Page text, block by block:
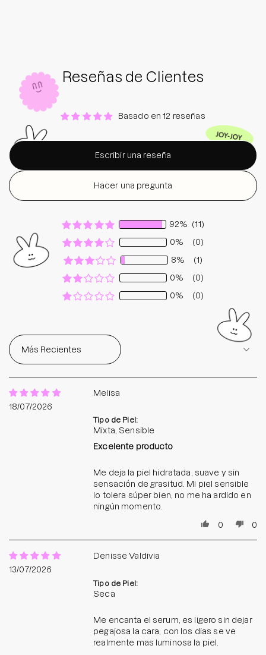
Reseñas de Clientes
Basado en 12 reseñas
Escribir una reseña
Hacer una pregunta
92% (11)
0%
(0)
8%
(1)
0%
(0)
0%
(0)
Sort by
18/07/2026
Melisa
Tipo de Piel:
Mixta, Sensible
Excelente producto
Me deja la piel hidratada, suave y sin
sensación de grasitud. Mi piel sensible
lo tolera súper bien, no me ha ardido en
ningún momento.
0
0
13/07/2026
Denisse Valdivia
Tipo de Piel:
Seca
Me encanta el serum, es ligero sin dejar
pegajosa la cara, con los dias se ve
realmente mas luminosa la piel.